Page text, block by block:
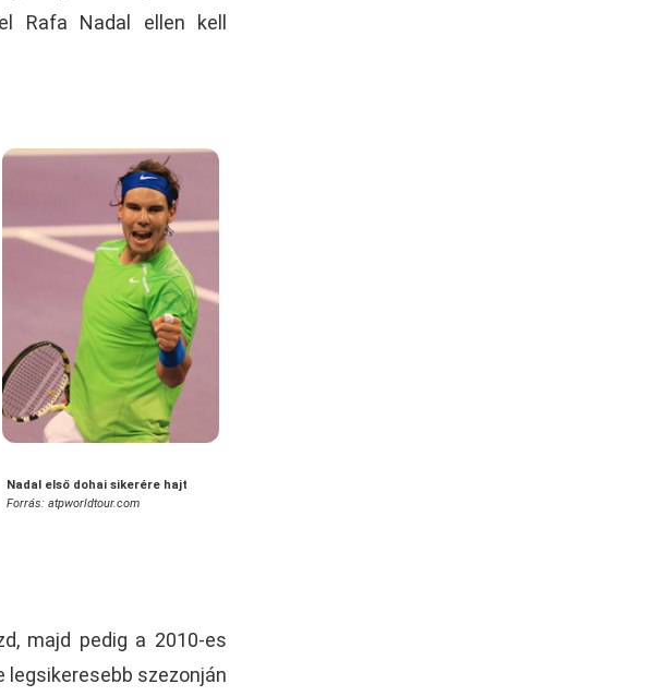
Rafa Nadal ellen kell
Nadal első dohai sikerére hajt
Forrás: atpworldtour.com
majd pedig a 2010-es
legsikeresebb szezonján